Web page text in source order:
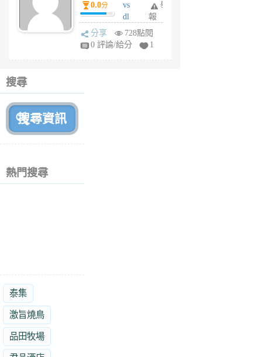
月
前
0.0分
vs
dl
sq
fy
舉
報
分享
728點閱
0 評論/給分
1
搜尋
熱門搜尋
泰集
激旨燒鳥
品田牧場